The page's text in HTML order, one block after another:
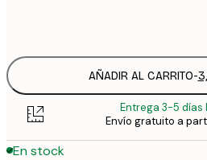
AÑADIR AL CARRITO-
Entrega 3-5 días
Envío gratuito a
En stock